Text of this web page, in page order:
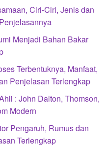
Ciri-Ciri, Jenis dan
Menjadi Bahan Bakar
Terbentuknya, Manfaat,
Penjelasan Terlengkap
: John Dalton, Thomson,
Modern
Pengaruh, Rumus dan
Terlengkap